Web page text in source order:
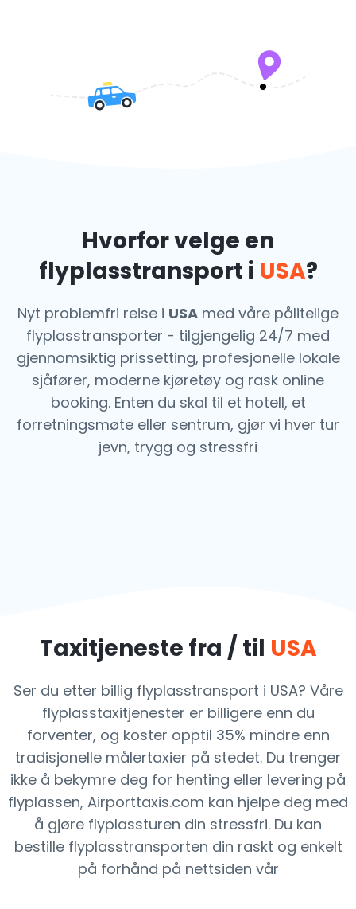
Hvorfor velge en
flyplasstransport i USA?
Nyt problemfri reise i USA med våre pålitelige
flyplasstransporter - tilgjengelig 24/7 med
gjennomsiktig prissetting, profesjonelle lokale
sjåfører, moderne kjøretøy og rask online
booking. Enten du skal til et hotell, et
forretningsmøte eller sentrum, gjør vi hver tur
jevn, trygg og stressfri
Taxitjeneste fra / til USA
Ser du etter billig flyplasstransport i USA? Våre
flyplasstaxitjenester er billigere enn du
forventer, og koster opptil 35% mindre enn
tradisjonelle målertaxier på stedet. Du trenger
ikke å bekymre deg for henting eller levering på
flyplassen, Airporttaxis.com kan hjelpe deg med
å gjøre flyplassturen din stressfri. Du kan
bestille flyplasstransporten din raskt og enkelt
på forhånd på nettsiden vår